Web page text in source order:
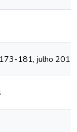
181, julho 2012